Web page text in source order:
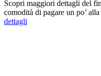
Scopri maggiori dettagli del
comodità di pagare un po’
dettagli